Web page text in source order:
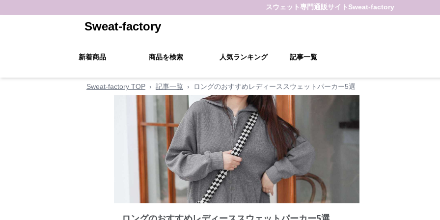
スウェット専門通販サイト Sweat-factory
Sweat-factory
新着商品 商品を検索 人気ランキング 記事一覧
Sweat-factory TOP › 記事一覧 › ロングのおすすめレディーススウェットパーカー5選